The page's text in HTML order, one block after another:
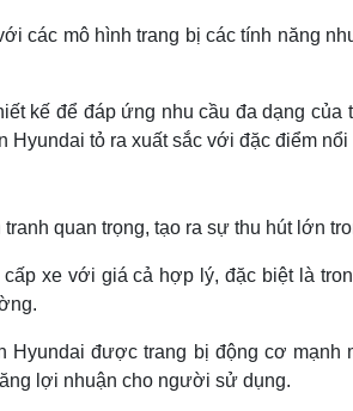
các mô hình trang bị các tính năng
kế để đáp ứng nhu cầu đa dạng
tỏ ra xuất sắc với đặc điểm
quan trọng, tạo ra sự thu hút lớn
xe với giá cả hợp lý, đặc biệt là
Hyundai được trang bị động cơ
lợi nhuận cho người sử dụng.